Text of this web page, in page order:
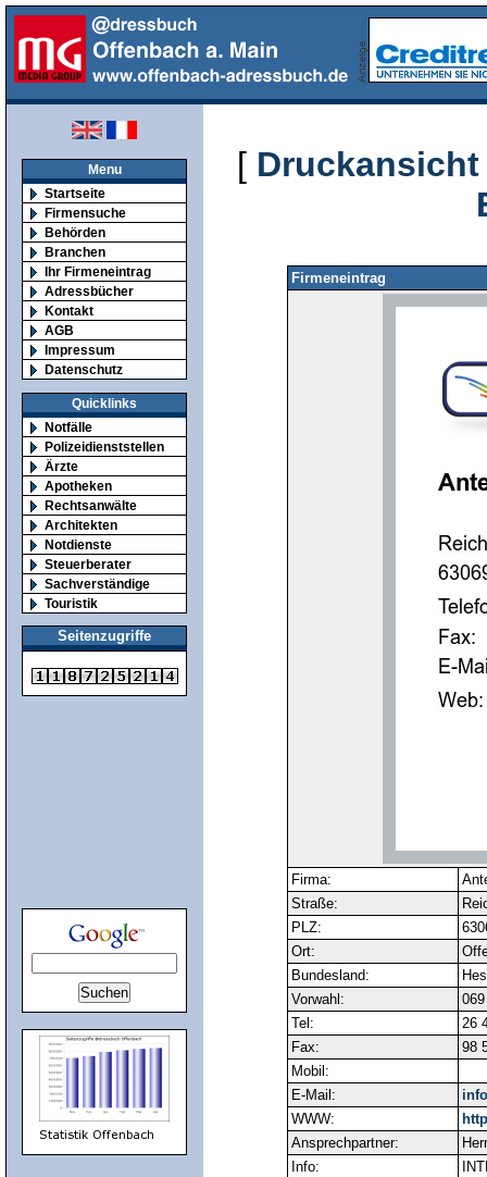
Menu
Startseite
Firmensuche
Behörden
Branchen
Ihr Firmeneintrag
Adressbücher
Kontakt
AGB
Impressum
Datenschutz
Quicklinks
Notfälle
Polizeidienststellen
Ärzte
Apotheken
Rechtsanwälte
Architekten
Notdienste
Steuerberater
Sachverständige
Touristik
Seitenzugriffe
[ Druckansicht
Firmeneintrag
Firma:
Straße:
PLZ:
Ort:
Bundesland:
Vorwahl:
069
Tel:
26
Fax:
98
Mobil:
E-Mail:
WWW:
Ansprechpartner:
Info: